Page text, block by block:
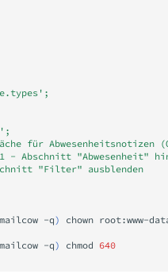
für Abwesenheitsnotizen
Abschnitt "Abwesenheit"
"Filter" ausblenden
-q) chown root:www-
-q) chmod 640